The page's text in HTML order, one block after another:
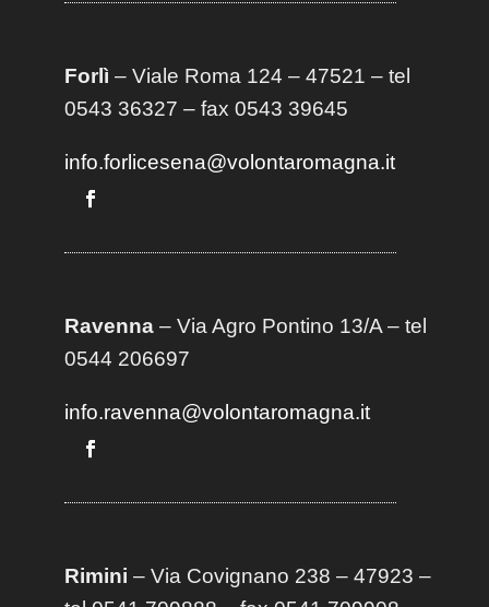
Forlì – Viale Roma 124 – 47521 – tel
0543 36327 – fax 0543 39645
info.forlicesena@volontaromagna.it
Ravenna– Via Agro Pontino 13/A– tel
0544 206697
info.ravenna@volontaromagna.it
Rimini – Via Covignano 238 – 47923 –